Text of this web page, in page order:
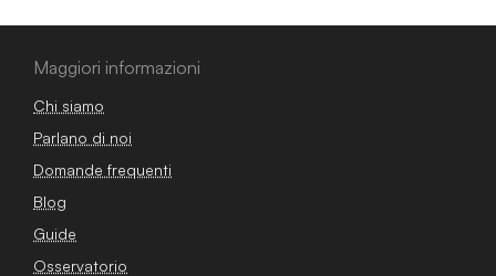
Maggiori informazioni
Chi siamo
Parlano di noi
Domande frequenti
Blog
Guide
Osservatorio